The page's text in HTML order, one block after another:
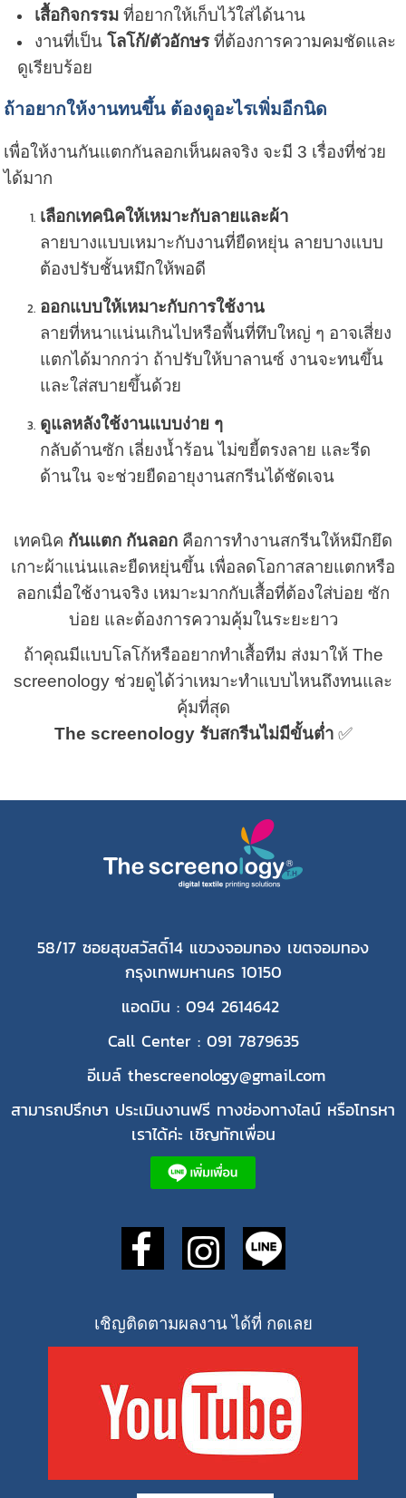
เสื้อกิจกรรม ที่อยากให้เก็บไว้ใส่ได้นาน
งานที่เป็นโลโก้/ตัวอักษรที่ต้องการความคมชัดและ
ดูเรียบร้อย
ถ้าอยากให้งานทนขึ้น ต้องดูอะไรเพิ่มอีกนิด
เพื่อให้งานกันแตกกันลอกเห็นผลจริง จะมี 3 เรื่องที่ช่วย
ได้มาก
เลือกเทคนิคให้เหมาะกับลายและผ้า
ลายบางแบบเหมาะกับงานที่ยืดหยุ่น ลายบางแบบ
ต้องปรับชั้นหมึกให้พอดี
ออกแบบให้เหมาะกับการใช้งาน
ลายที่หนาแน่นเกินไปหรือพื้นที่ทึบใหญ่ ๆ อาจเสี่ยง
แตกได้มากกว่า ถ้าปรับให้บาลานซ์ งานจะทนขึ้น
และใส่สบายขึ้นด้วย
ดูแลหลังใช้งานแบบง่าย ๆ
กลับด้านซัก เลี่ยงน้ำร้อน ไม่ขยี้ตรงลาย และรีด
ด้านใน จะช่วยยืดอายุงานสกรีนได้ชัดเจน
เทคนิค กันแตก กันลอก คือการทำงานสกรีนให้หมึกยึด
เกาะผ้าแน่นและยืดหยุ่นขึ้น เพื่อลดโอกาสลายแตกหรือ
ลอกเมื่อใช้งานจริง เหมาะมากกับเสื้อที่ต้องใส่บ่อย ซัก
บ่อย และต้องการความคุ้มในระยะยาว
ถ้าคุณมีแบบโลโก้หรืออยากทำเสื้อทีม ส่งมาให้ The
screenology ช่วยดูได้ว่าเหมาะทำแบบไหนถึงทนและ
คุ้มที่สุด
The screenology รับสกรีนไม่มีขั้นต่ำ✅
58/17 ซอยสุขสวัสดิ์14 แขวงจอมทอง เขตจอมทอง
กรุงเทพมหานคร 10150
แอดมิน : 094 2614642
Call Center : 091 7879635
อีเมล์ thescreenology@gmail.com
สามารถปรึกษา ประเมินงานฟรี ทางช่องทางไลน์ หรือโทรหา
เราได้ค่ะ เชิญทักเพื่อน
เชิญติดตามผลงาน ได้ที่ กดเลย